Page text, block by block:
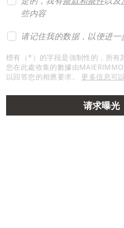
些内容
请记住我的数据，以便进一
標有（*）的字段是強制性的，所有
您在此處收集的數據由
以回答您的相應要求。 更多信息可
请求曝光